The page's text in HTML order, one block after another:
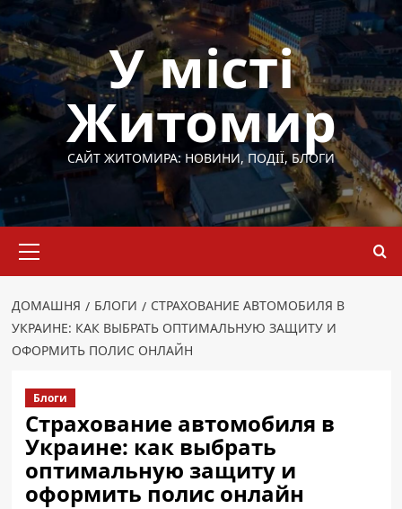
Перейти
до
вмісту
У місті
Житомир
САЙТ ЖИТОМИРА: НОВИНИ, ПОДІЇ, БЛОГИ
меню
ДОМАШНЯ БЛОГИ
СТРАХОВАНИЕ АВТОМОБИЛЯ В
УКРАИНЕ: КАК ВЫБРАТЬ ОПТИМАЛЬНУЮ ЗАЩИТУ И
ОФОРМИТЬ ПОЛИС ОНЛАЙН
Блоги
Страхование автомобиля в
Украине: как выбрать
оптимальную защиту и
оформить полис онлайн